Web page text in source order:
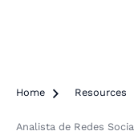
Home  Resources
Analista de Redes